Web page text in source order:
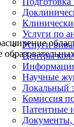
Услуги по
Услуги
Центры
Научные
Локальный
Комиссия
Патентные
Документы,